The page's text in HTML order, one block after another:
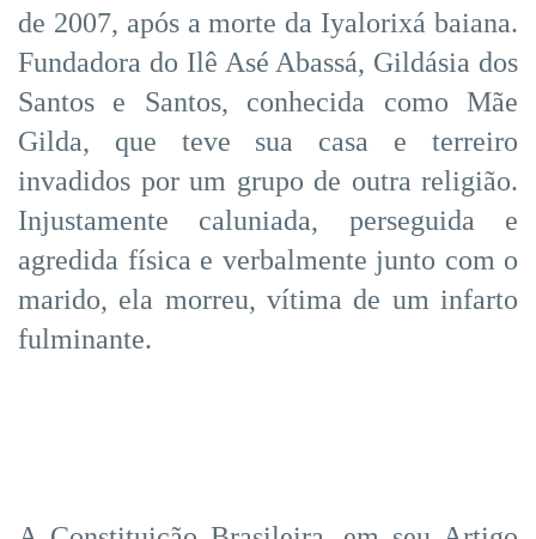
de 2007, após a morte da Iyalorixá baiana.
Fundadora do Ilê Asé Abassá, Gildásia dos
Santos e Santos, conhecida como Mãe
Gilda, que teve sua casa e terreiro
invadidos por um grupo de outra religião.
Injustamente caluniada, perseguida e
agredida física e verbalmente junto com o
marido, ela morreu, vítima de um infarto
fulminante.